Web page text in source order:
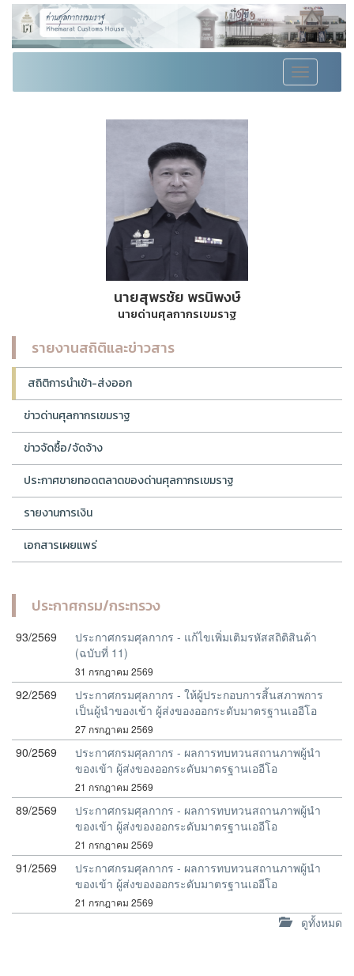
Toggle
navigation
นายสุพรชัย พรนิพงษ์
นายด่านศุลกากรเขมราฐ
รายงานสถิติและข่าวสาร
สถิติการนำเข้า-ส่งออก
ข่าวด่านศุลกากรเขมราฐ
ข่าวจัดซื้อ/จัดจ้าง
ประกาศขายทอดตลาดของด่านศุลกากรเขมราฐ
รายงานการเงิน
เอกสารเผยแพร่
ประกาศกรม/กระทรวง
93/2569
ประกาศกรมศุลกากร - แก้ไขเพิ่มเติมรหัสสถิติสินค้า
(ฉบับที่ 11)
31 กรกฎาคม 2569
92/2569
ประกาศกรมศุลกากร - ให้ผู้ประกอบการสิ้นสภาพการ
เป็นผู้นำของเข้า ผู้ส่งของออกระดับมาตรฐานเออีโอ
27 กรกฎาคม 2569
90/2569
ประกาศกรมศุลกากร - ผลการทบทวนสถานภาพผู้นำ
ของเข้า ผู้ส่งของออกระดับมาตรฐานเออีโอ
21 กรกฎาคม 2569
89/2569
ประกาศกรมศุลกากร - ผลการทบทวนสถานภาพผู้นำ
ของเข้า ผู้ส่งของออกระดับมาตรฐานเออีโอ
21 กรกฎาคม 2569
91/2569
ประกาศกรมศุลกากร - ผลการทบทวนสถานภาพผู้นำ
ของเข้า ผู้ส่งของออกระดับมาตรฐานเออีโอ
21 กรกฎาคม 2569
ดูทั้งหมด